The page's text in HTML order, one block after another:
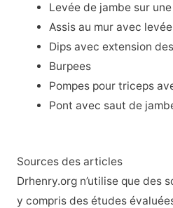
Levée de jambe sur
Assis au mur avec
Dips avec extension
Burpees
Pompes pour triceps
Pont avec saut de
Sources des articles
Drhenry.org n’utilise que des
y compris des études